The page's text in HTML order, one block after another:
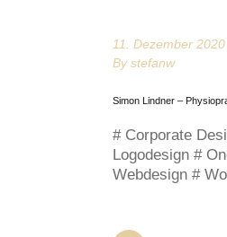
11. Dezember 2020
By stefanw
Simon Lindner –
# Corporate
Logodesign #
Webdesign #